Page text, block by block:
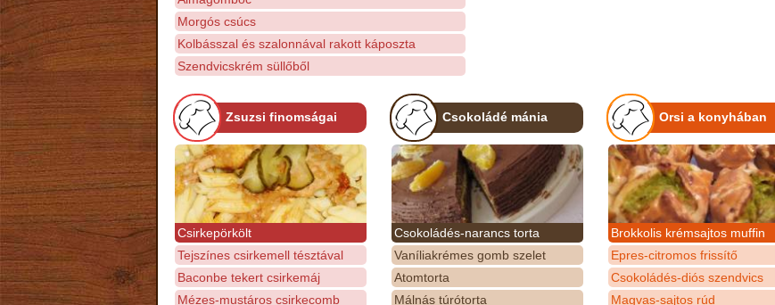
Morgós csúcs
Kolbásszal és szalonnával rakott káposzta
Szendvicskrém süllőből
Zsuzsi finomságai
Csirkepörkölt
Tejszínes csirkemell tésztával
Baconbe tekert csirkemáj
Mézes-mustáros csirkecomb
Csokoládé mánia
Csokoládés-narancs torta
Vaníliakrémes gomb szelet
Atomtorta
Málnás túrótorta
Orsi a konyhában
Brokkolis krémsajtos muffin
Epres-citromos frissítő
Csokoládés-diós szendvics
Magvas-sajtos rúd